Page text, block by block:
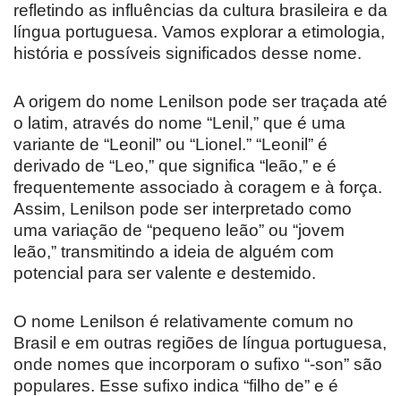
refletindo as influências da cultura brasileira e da
língua portuguesa. Vamos explorar a etimologia,
história e possíveis significados desse nome.
A origem do nome Lenilson pode ser traçada até
o latim, através do nome “Lenil,” que é uma
variante de “Leonil” ou “Lionel.” “Leonil” é
derivado de “Leo,” que significa “leão,” e é
frequentemente associado à coragem e à força.
Assim, Lenilson pode ser interpretado como
uma variação de “pequeno leão” ou “jovem
leão,” transmitindo a ideia de alguém com
potencial para ser valente e destemido.
O nome Lenilson é relativamente comum no
Brasil e em outras regiões de língua portuguesa,
onde nomes que incorporam o sufixo “-son” são
populares. Esse sufixo indica “filho de” e é